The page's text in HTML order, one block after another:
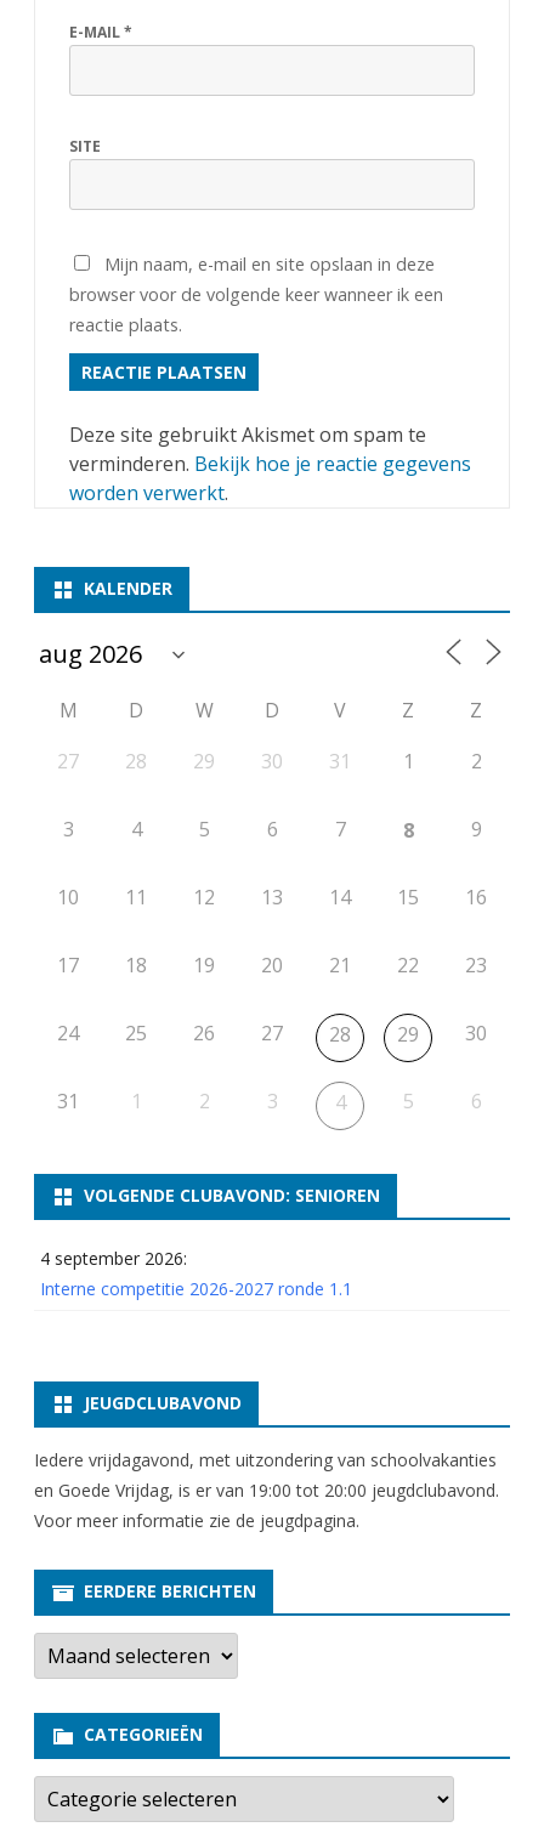
E-MAIL*
SITE
Mijn naam, e-mail en site opslaan in deze
browser voor de volgende keer wanneer ik een
reactie plaats.
Deze site gebruikt Akismet om spam te
verminderen. Bekijk hoe je reactie gegevens
worden verwerkt.
KALENDER
M D W D V Z
Z
27
28 29 30 31 1 2
3 4 5 6 7 8 9
10 11 12 13 14 15 16
17 18 19 20 21 22 23
24 25 26 27 28 29 30
31 1 2 3 4 5 6
VOLGENDE CLUBAVOND: SENIOREN
4 september 2026:
Interne competitie 2026-2027 ronde 1.1
JEUGDCLUBAVOND
Iedere vrijdagavond, met uitzondering van schoolvakanties
en Goede Vrijdag, is er van 19:00 tot 20:00 jeugdclubavond.
Voor meer informatie zie de jeugdpagina.
EERDERE BERICHTEN
E
r
e
e
b
r
CATEGORIEËN
C